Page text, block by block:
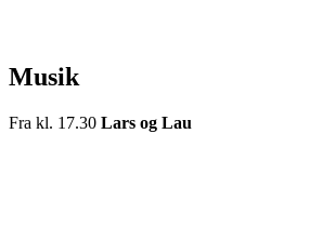
Musik
Fra kl. 17.30 Lars og Lau